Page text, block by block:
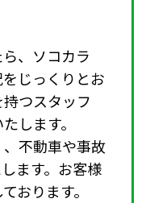
、ソコカラ
じっくりとお
つスタッフ
します。
不動車や事故
ます。お客様
おります。